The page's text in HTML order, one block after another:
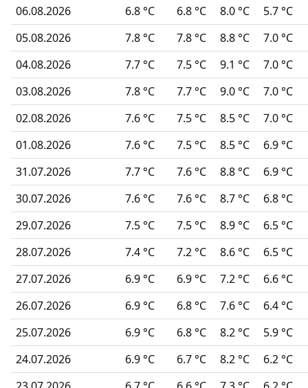
06.08.2026
6.8 °C 6.8 °C 8.0 °C
5.7 °C
05.08.2026
7.8 °C 7.8 °C 8.8 °C
7.0 °C
04.08.2026
7.7 °C 7.5 °C 9.1 °C
7.0 °C
03.08.2026
7.8 °C 7.7 °C 9.0 °C
7.0 °C
02.08.2026
7.6 °C 7.5 °C 8.5 °C
7.0 °C
01.08.2026
7.6 °C 7.5 °C 8.5 °C
6.9 °C
31.07.2026
7.7 °C 7.6 °C 8.8 °C
6.9 °C
30.07.2026
7.6 °C 7.6 °C 8.7 °C
6.8 °C
29.07.2026
7.5 °C 7.5 °C 8.9 °C
6.5 °C
28.07.2026
7.4 °C 7.2 °C 8.6 °C
6.5 °C
27.07.2026
6.9 °C 6.9 °C 7.2 °C
6.6 °C
26.07.2026
6.9 °C 6.8 °C 7.6 °C
6.4 °C
25.07.2026
6.9 °C 6.8 °C 8.2 °C
5.9 °C
24.07.2026
6.9 °C 6.7 °C 8.2 °C
6.2 °C